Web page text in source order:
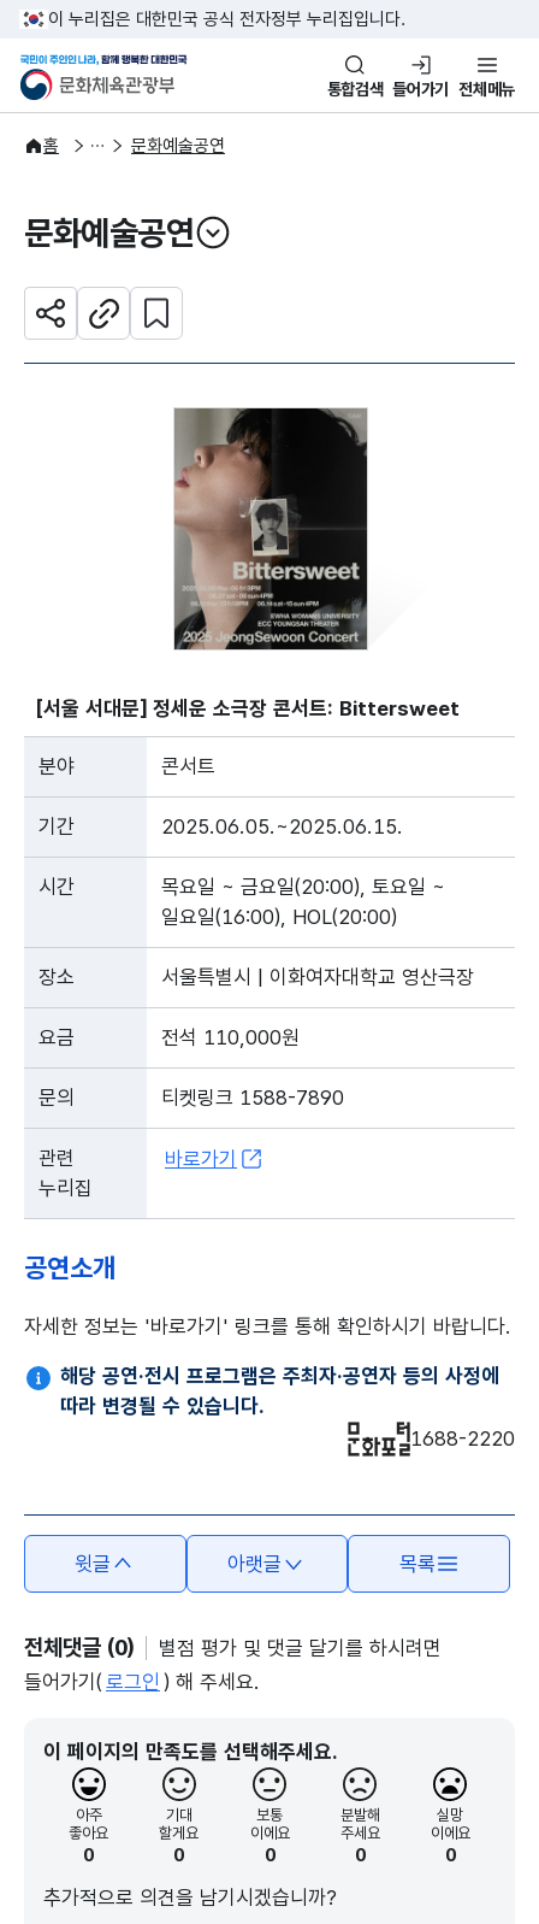
본문 바로가기
주메뉴 바로가기
이 누리집은 대한민국 공식 전자정부 누리집입니다.
문화체육관광부
국민이 주인인 나라, 함께 행복
통합검색 들어가기 전체메뉴
홈
문화광장 문화예술공연
문화예술공연
열기
공유하기주소복사
관심 콘텐츠 설정하기
[서울 서대문] 정세운 소극장 콘서트: Bittersweet
분야 콘서트
기간 2025.06.05.~2025.06.15.
시간
목요일 ~ 금요일(20:00), 토요일 ~
일요일(16:00), HOL(20:00)
장소 서울특별시 | 이화여자대학교 영산극장
요금 전석 110,000원
문의 티켓링크 1588-7890
관련
누리집
바로가기
공연소개
자세한 정보는 '바로가기' 링크를 통해 확인하시기 바랍니다.
해당 공연·전시 프로그램은 주최자·공연자 등의 사정에
따라 변경될 수 있습니다.
1688-2220
윗글 아랫글 목록
전체댓글 (0)
별점 평가 및 댓글 달기를 하시려면
들어가기( 로그인 ) 해 주세요.
이 페이지의 만족도를 선택해주세요.
아주
좋아요
0
기대
할게요
0
보통
이에요
0
분발해
주세요
0
실망
이에요
0
추가적으로 의견을 남기시겠습니까?